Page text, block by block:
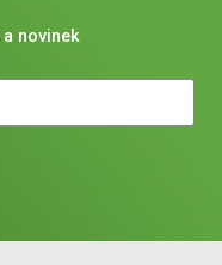
novinek